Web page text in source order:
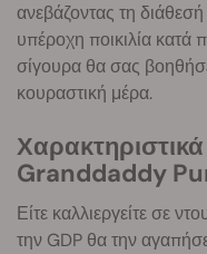
ανεβάζοντας τη
υπέροχη ποικιλία κατά
σίγουρα θα σας
κουραστική μέρα.
Granddaddy
Είτε καλλιεργείτε σε
την GDP θα την